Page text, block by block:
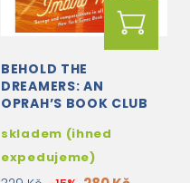
BEHOLD THE
DREAMERS: AN
OPRAH’S BOOK CLUB
skladem (ihned
expedujeme)